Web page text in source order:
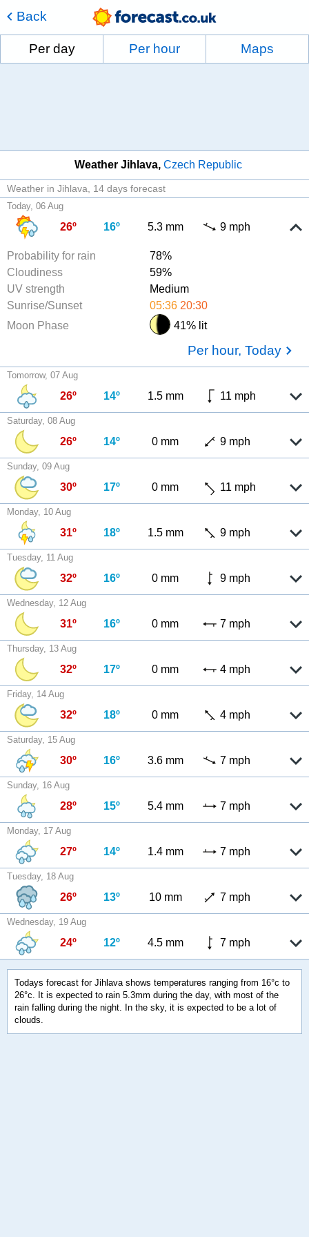
Back
Per day Per hour Maps
Weather Jihlava Czech Republic
Weather in Jihlava 14 days forecast
Today, 06 Aug
26º 16º 5.3 mm 9 mph
Probability for rain
78%
Cloudiness
59%
UV strength
Medium
Sunrise/Sunset
05:36 20:30
Moon Phase
41% lit
Per hour, Today
Tomorrow, 07 Aug
26º 14º 1.5 mm 11 mph
Saturday, 08 Aug
26º 14º 0 mm 9 mph
Sunday, 09 Aug
30º 17º 0 mm 11 mph
Monday, 10 Aug
31º 18º 1.5 mm 9 mph
Tuesday, 11 Aug
32º 16º 0 mm 9 mph
Wednesday, 12 Aug
31º 16º 0 mm 7 mph
Thursday, 13 Aug
32º 17º 0 mm 4 mph
Friday, 14 Aug
32º 18º 0 mm 4 mph
Saturday, 15 Aug
30º 16º 3.6 mm 7 mph
Sunday, 16 Aug
28º 15º 5.4 mm 7 mph
Monday, 17 Aug
27º 14º 1.4 mm 7 mph
Tuesday, 18 Aug
26º 13º 10 mm 7 mph
Wednesday, 19 Aug
24º 12º 4.5 mm 7 mph
Todays forecast for Jihlava shows temperatures ranging from 16°c to
26°c. It is expected to rain 5.3mm during the day, with most of the
rain falling during the night. In the sky, it is expected to be a lot of
clouds.